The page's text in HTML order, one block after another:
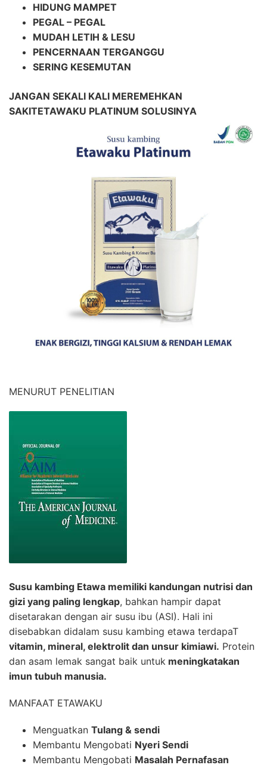
HIDUNG MAMPET
PEGAL – PEGAL
MUDAH LETIH & LESU
PENCERNAAN TERGANGGU
SERING KESEMUTAN
JANGAN SEKALI KALI MEREMEHKAN
SAKITETAWAKU PLATINUM SOLUSINYA
MENURUT PENELITIAN
Susu kambing Etawa memiliki kandungan nutrisi dan
gizi yang paling lengkap, bahkan hampir dapat
disetarakan dengan air susu ibu (ASI). Hali ini
disebabkan didalam susu kambing etawa terdapaT
vitamin, mineral, elektrolit dan unsur kimiawi. Protein
dan asam lemak sangat baik untuk meningkatakan
imun tubuh manusia.
MANFAAT ETAWAKU
Menguatkan Tulang & sendi
Membantu Mengobati Nyeri Sendi
Membantu Mengobati Masalah Pernafasan